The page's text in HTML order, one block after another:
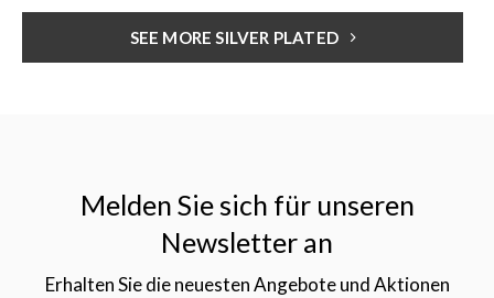
SEE MORE SILVER PLATED
Melden Sie sich für unseren
Newsletter an
Erhalten Sie die neuesten Angebote und Aktionen